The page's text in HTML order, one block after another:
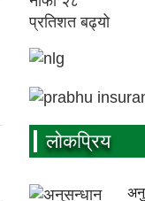
लाेकप्रिय